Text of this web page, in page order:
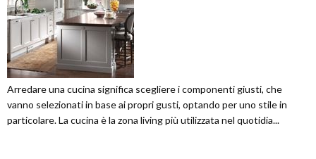
Arredare una cucina significa scegliere i componenti giusti, che
vanno selezionati in base ai propri gusti, optando per uno stile in
particolare. La cucina è la zona living più utilizzata nel quotidia...